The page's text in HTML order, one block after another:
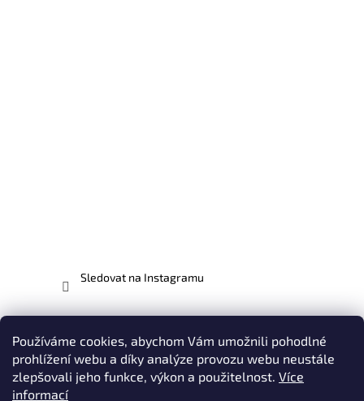
Používáme cookies, abychom Vám umožnili pohodlné
prohlížení webu a díky analýze provozu webu neustále
zlepšovali jeho funkce, výkon a použitelnost. Více
informací
Sledovat na Instagramu